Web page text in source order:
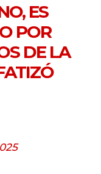
ES
POR
DE LA